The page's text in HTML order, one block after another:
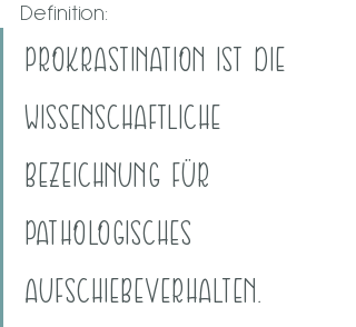
Definition:
PROKRASTINATION IST DIE
WISSENSCHAFTLICHE
BEZEICHNUNG FÜR
PATHOLOGISCHES
AUFSCHIEBEVERHALTEN.